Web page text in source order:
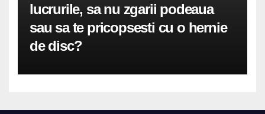
lucrurile, sa nu zgarii podeaua
sau sa te pricopsesti cu o hernie
de disc?